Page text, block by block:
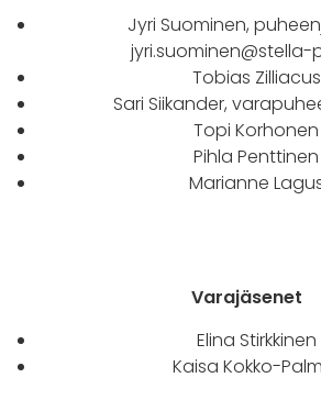
Jyri Suominen,
jyri.suominen@stella-
Tobias Zilliacus
Sari Siikander,
Topi Korhonen
Pihla Penttinen
Marianne
Varajäsenet
Elina Stirkkinen
Kaisa Kokko-